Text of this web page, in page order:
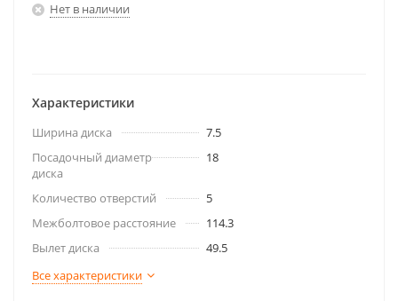
Нет в наличии
Характеристики
Ширина диска
7.5
Посадочный диаметр
диска
18
Количество отверстий
5
Межболтовое расстояние
114.3
Вылет диска
49.5
Все характеристики